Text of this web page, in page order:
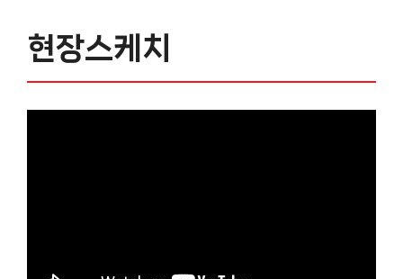
현장스케치